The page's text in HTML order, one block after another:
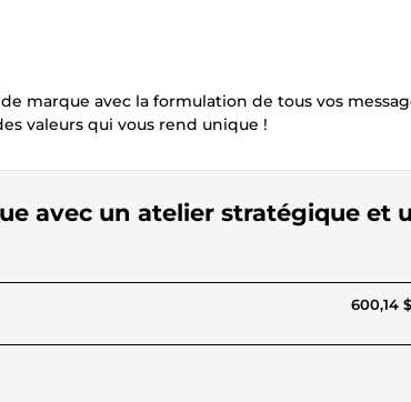
marque avec la formulation de tous vos
valeurs qui vous rend unique !
avec un atelier stratégique et
600,14